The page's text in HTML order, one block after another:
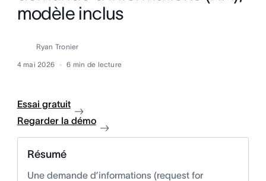
modèle inclus
Ryan Tronier
4 mai 2026 6 min de lecture
Essai gratuit
Regarder la démo
Résumé
Une demande d’informations (request for